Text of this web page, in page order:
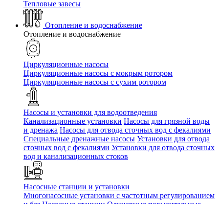
Тепловые завесы
Отопление и водоснабжение
Отопление и водоснабжение
Циркуляционные насосы
Циркуляционные насосы с мокрым ротором
Циркуляционные насосы с сухим ротором
Насосы и установки для водоотведения
Канализационные установки Насосы для грязной воды
и дренажа Насосы для отвода сточных вод c фекалиями
Специальные дренажные насосы Установки для отвода
сточных вод c фекалиями Установки для отвода сточных
вод и канализационных стоков
Насосные станции и установки
Многонасосные установки с частотным регулированием